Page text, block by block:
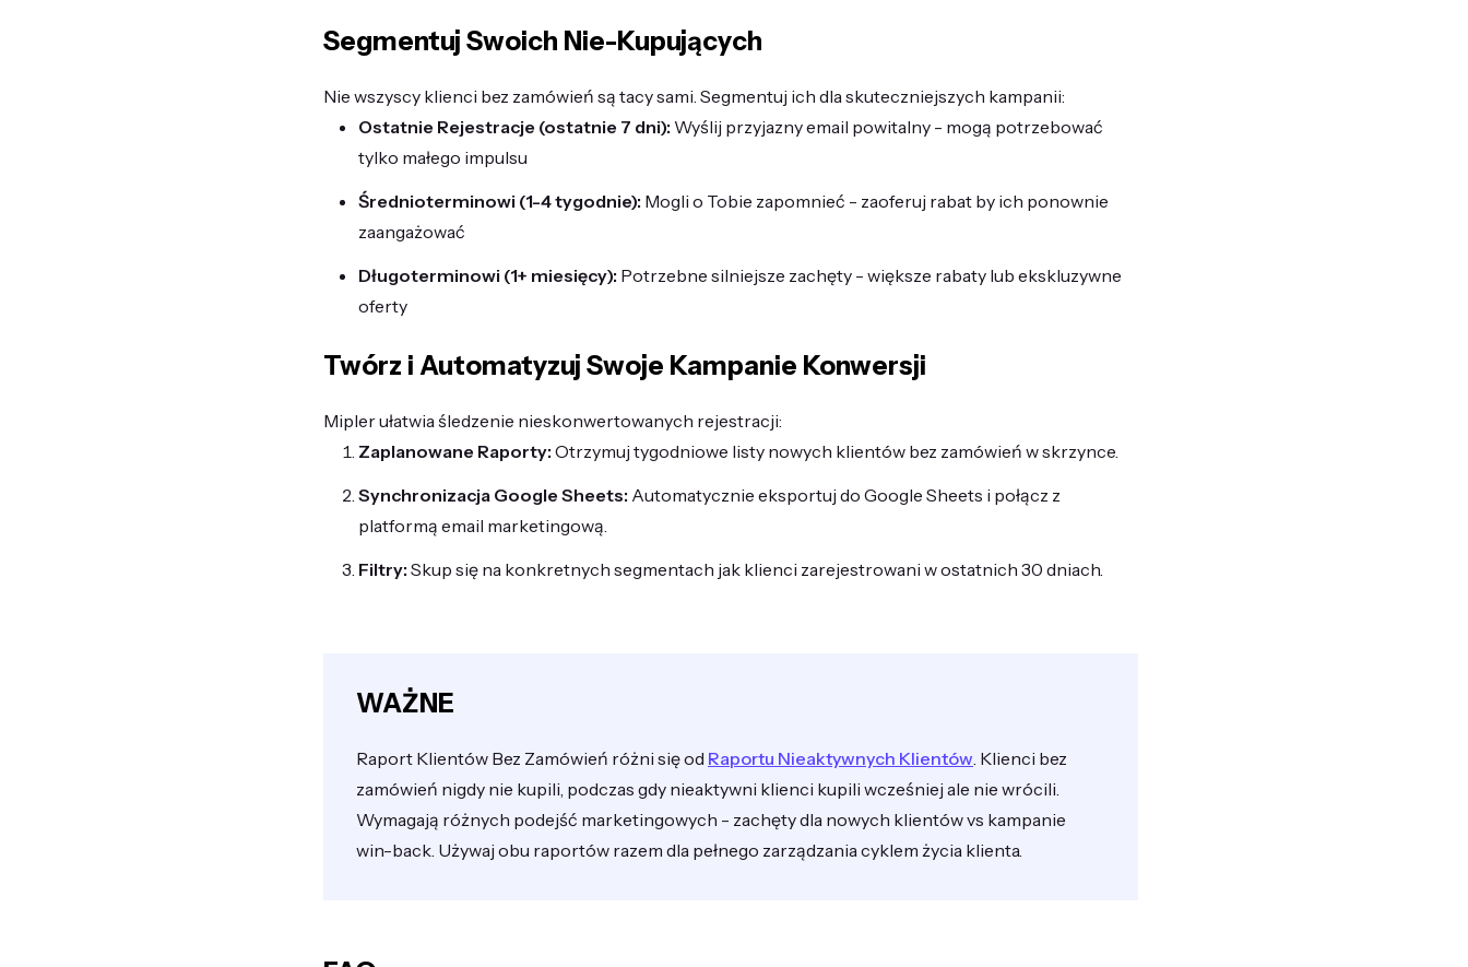
Segmentuj Swoich Nie-Kupujących
Nie wszyscy klienci bez zamówień są tacy sami. Segmentuj ich dla skuteczniejszych kampanii:
Ostatnie Rejestracje (ostatnie 7 dni): Wyślij przyjazny email powitalny - mogą potrzebować
tylko małego impulsu
Średnioterminowi (1-4 tygodnie): Mogli o Tobie zapomnieć - zaoferuj rabat by ich ponownie
zaangażować
Długoterminowi (1+ miesięcy): Potrzebne silniejsze zachęty - większe rabaty lub ekskluzywne
oferty
Twórz i Automatyzuj Swoje Kampanie Konwersji
Mipler ułatwia śledzenie nieskonwertowanych rejestracji:
Zaplanowane Raporty: Otrzymuj tygodniowe listy nowych klientów bez zamówień w skrzynce.
Synchronizacja Google Sheets: Automatycznie eksportuj do Google Sheets i połącz z
platformą email marketingową.
Filtry: Skup się na konkretnych segmentach jak klienci zarejestrowani w ostatnich 30 dniach.
WAŻNE
Raport Klientów Bez Zamówień różni się od Raportu Nieaktywnych Klientów. Klienci bez
zamówień nigdy nie kupili, podczas gdy nieaktywni klienci kupili wcześniej ale nie wrócili.
Wymagają różnych podejść marketingowych - zachęty dla nowych klientów vs kampanie
win-back. Używaj obu raportów razem dla pełnego zarządzania cyklem życia klienta.